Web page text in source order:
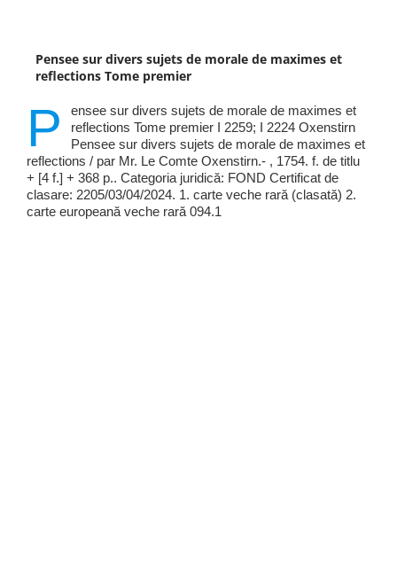
Pensee sur divers sujets de morale de maximes et
reflections Tome premier
P
ensee sur divers sujets de morale de maximes et
reflections Tome premier I 2259; I 2224 Oxenstirn
Pensee sur divers sujets de morale de maximes et
reflections / par Mr. Le Comte Oxenstirn.- , 1754. f. de titlu
+ [4 f.] + 368 p.. Categoria juridică: FOND Certificat de
clasare: 2205/03/04/2024. 1. carte veche rară (clasată) 2.
carte europeană veche rară 094.1